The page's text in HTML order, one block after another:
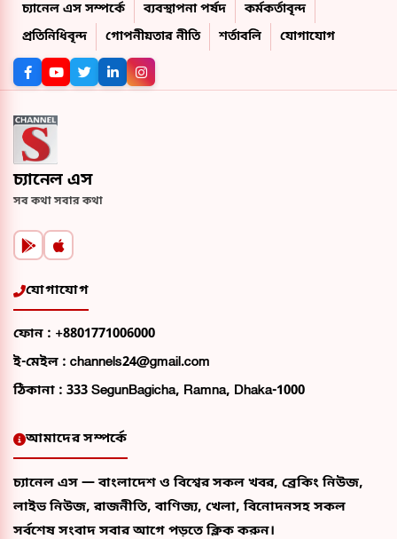
চ্যানেল এস সম্পর্কে ব্যবস্থাপনা পর্ষদ
কর্মকর্তাবৃন্দ
প্রতিনিধিবৃন্দ
গোপনীয়তার নীতি শর্তাবলি যোগাযোগ
চ্যানেল এস
সব কথা সবার কথা
যোগাযোগ
ফোন : +8801771006000
ই-মেইল : channels24@gmail.com
ঠিকানা : 333 SegunBagicha, Ramna, Dhaka-1000
আমাদের সম্পর্কে
চ্যানেল এস — বাংলাদেশ ও বিশ্বের সকল খবর, ব্রেকিং নিউজ,
লাইভ নিউজ, রাজনীতি, বাণিজ্য, খেলা, বিনোদনসহ সকল
সর্বশেষ সংবাদ সবার আগে পড়তে ক্লিক করুন।